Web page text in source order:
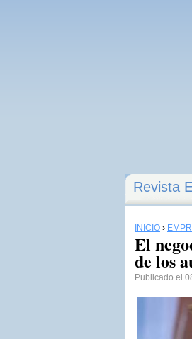
Revista
INICIO ›
El
de los
Publicado el